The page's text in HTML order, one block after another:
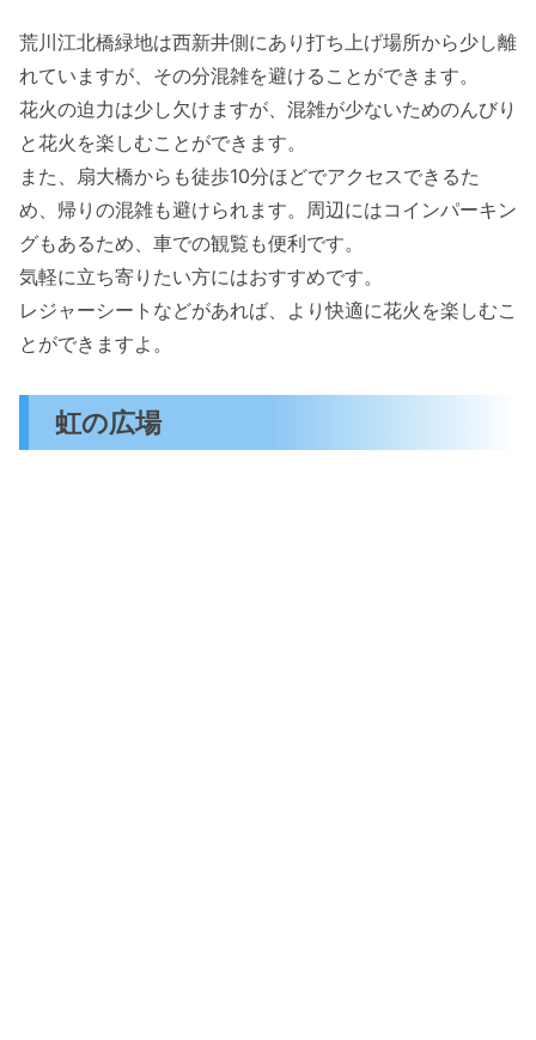
荒川江北橋緑地は西新井側にあり打ち上げ場所から少し離
れていますが、その分混雑を避けることができます。
花火の迫力は少し欠けますが、混雑が少ないためのんびり
と花火を楽しむことができます。
また、扇大橋からも徒歩10分ほどでアクセスできるた
め、帰りの混雑も避けられます。周辺にはコインパーキン
グもあるため、車での観覧も便利です。
気軽に立ち寄りたい方にはおすすめです。
レジャーシートなどがあれば、より快適に花火を楽しむこ
とができますよ。
虹の広場